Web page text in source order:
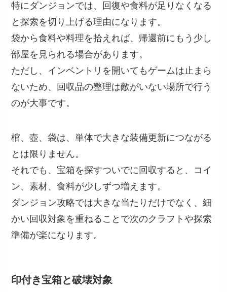
特にダンジョンでは、回復や食料が足りなくなる
と探索を切り上げる理由になります。
袋から食料や料理を拾えれば、帰還前にもう少し
部屋を見られる場合があります。
ただし、インベントリを開いてもゲームは止まら
ないため、回収品の整理は敵がいない場所で行う
のが大事です。
棺、壺、袋は、単体で大きな装備更新につながる
とは限りません。
それでも、宝箱を探すついでに回収すると、コイ
ン、素材、食料が少しずつ増えます。
ダンジョン攻略では大きな当たりだけでなく、細
かい回収対象を重ねることで次のクラフトや探索
準備が楽になります。
印付き宝箱と破壊対象